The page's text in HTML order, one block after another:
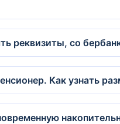
реквизиты, со
Как узнать